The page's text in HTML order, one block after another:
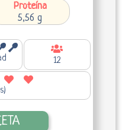
Proteína
5,56 g
12